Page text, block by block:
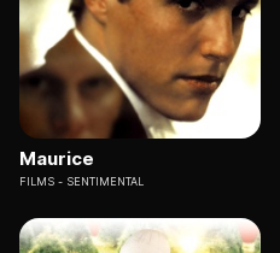
Maurice
FILMS SENTIMENTAL